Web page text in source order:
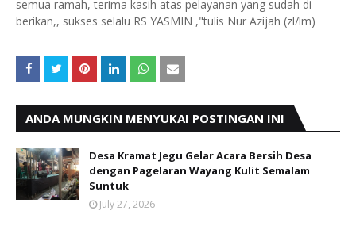
semua ramah, terima kasih atas pelayanan yang sudah di
berikan,, sukses selalu RS YASMIN ,"tulis Nur Azijah (zl/lm)
ANDA MUNGKIN MENYUKAI POSTINGAN INI
Desa Kramat Jegu Gelar Acara Bersih Desa
dengan Pagelaran Wayang Kulit Semalam
Suntuk
July 27, 2026